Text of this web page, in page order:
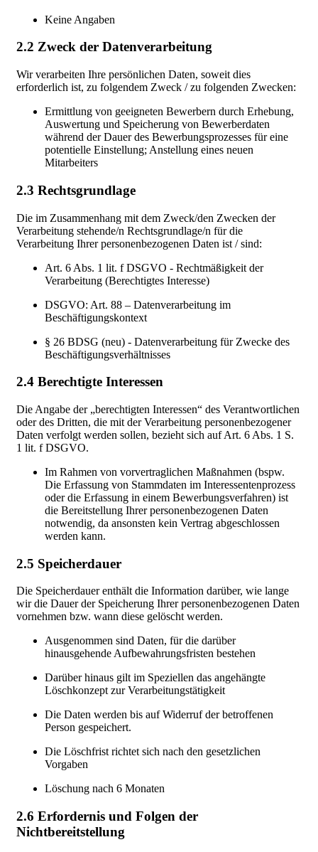
Keine Angaben
2.2 Zweck der Datenverarbeitung
Wir verarbeiten Ihre persönlichen Daten, soweit dies
erforderlich ist, zu folgendem Zweck / zu folgenden Zwecken:
Ermittlung von geeigneten Bewerbern durch Erhebung,
Auswertung und Speicherung von Bewerberdaten
während der Dauer des Bewerbungsprozesses für eine
potentielle Einstellung; Anstellung eines neuen
Mitarbeiters
2.3 Rechtsgrundlage
Die im Zusammenhang mit dem Zweck/den Zwecken der
Verarbeitung stehende/n Rechtsgrundlage/n für die
Verarbeitung Ihrer personenbezogenen Daten ist / sind:
Art. 6 Abs. 1 lit. f DSGVO - Rechtmäßigkeit der
Verarbeitung (Berechtigtes Interesse)
DSGVO: Art. 88 – Datenverarbeitung im
Beschäftigungskontext
§ 26 BDSG (neu) - Datenverarbeitung für Zwecke des
Beschäftigungsverhältnisses
2.4 Berechtigte Interessen
Die Angabe der „berechtigten Interessen“ des Verantwortlichen
oder des Dritten, die mit der Verarbeitung personenbezogener
Daten verfolgt werden sollen, bezieht sich auf Art. 6 Abs. 1 S.
1 lit. f DSGVO.
Im Rahmen von vorvertraglichen Maßnahmen (bspw.
Die Erfassung von Stammdaten im Interessentenprozess
oder die Erfassung in einem Bewerbungsverfahren) ist
die Bereitstellung Ihrer personenbezogenen Daten
notwendig, da ansonsten kein Vertrag abgeschlossen
werden kann.
2.5 Speicherdauer
Die Speicherdauer enthält die Information darüber, wie lange
wir die Dauer der Speicherung Ihrer personenbezogenen Daten
vornehmen bzw. wann diese gelöscht werden.
Ausgenommen sind Daten, für die darüber
hinausgehende Aufbewahrungsfristen bestehen
Darüber hinaus gilt im Speziellen das angehängte
Löschkonzept zur Verarbeitungstätigkeit
Die Daten werden bis auf Widerruf der betroffenen
Person gespeichert.
Die Löschfrist richtet sich nach den gesetzlichen
Vorgaben
Löschung nach 6 Monaten
2.6 Erfordernis und Folgen der
Nichtbereitstellung